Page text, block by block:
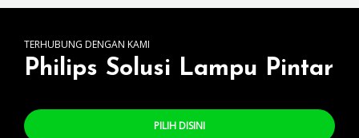
TERHUBUNG DENGAN KAMI
Philips Solusi Lampu Pintar
PILIH DISINI